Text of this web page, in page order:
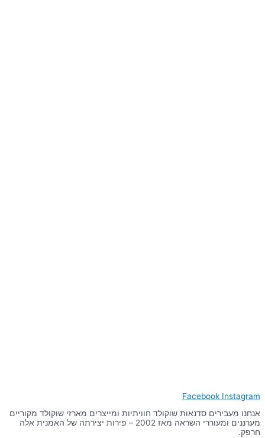
Facebook Instagram
אנחנו מעבירים סדנאות שוקולד חוויתיות ומייצרים מארזי שוקולד מקוריים
מערננים ומעוררי השראה מאז 2002 – פירות יצירתה של האמנית אלה
חרפק.